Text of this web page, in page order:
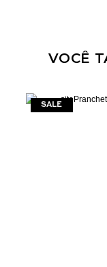
VOCÊ